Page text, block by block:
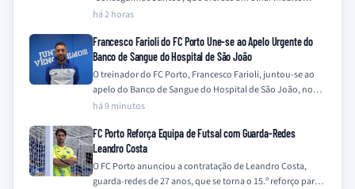
sobre a campanha vitoriosa da temporada…
há 2 horas
Francesco Farioli do FC Porto Une-se ao Apelo Urgente do
Banco de Sangue do Hospital de São João
O treinador do FC Porto, Francesco Farioli, juntou-se ao
apelo do Banco de Sangue do Hospital de São João, no
Porto, para…
há 9 minutos
FC Porto Reforça Equipa de Futsal com Guarda-Redes
Leandro Costa
O FC Porto anunciou a contratação de Leandro Costa,
guarda-redes de 27 anos, que se torna o 15.º reforço para a